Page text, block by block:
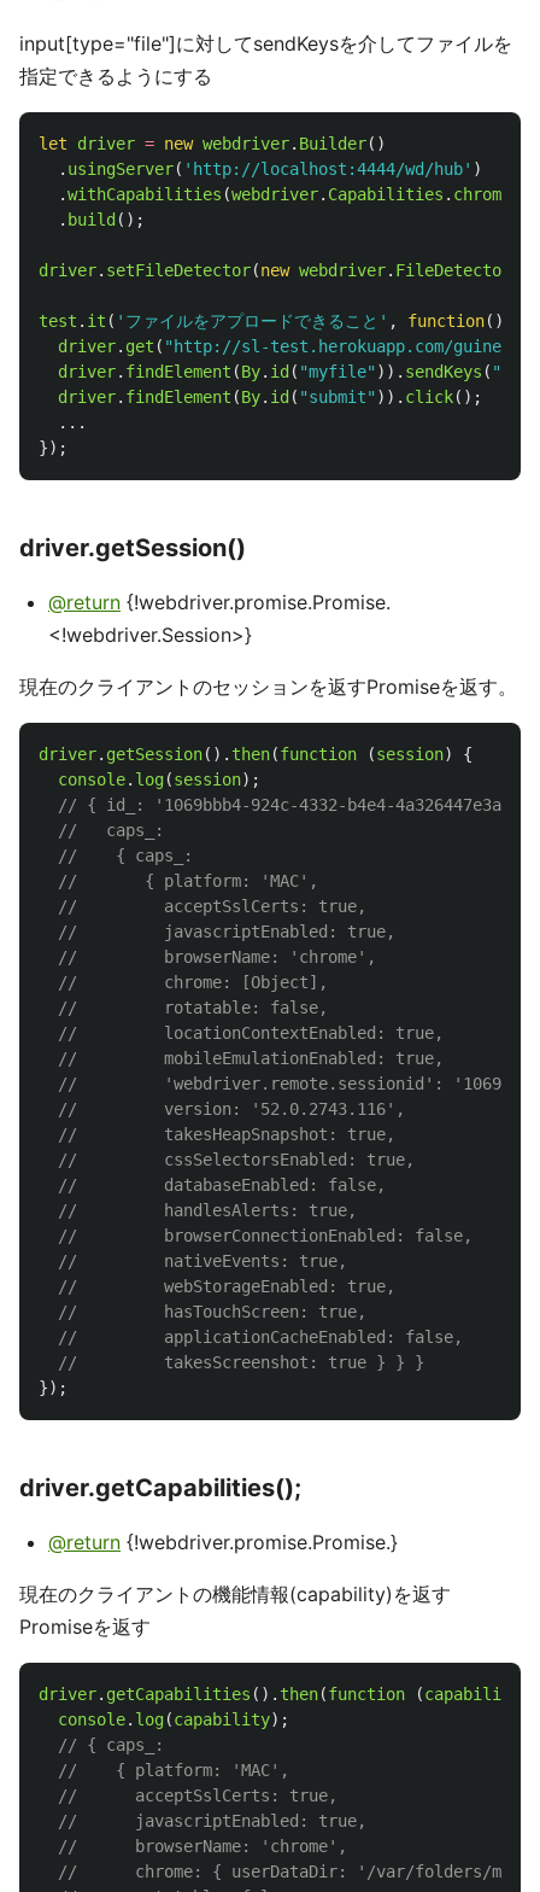
input[type="file"]に対してsendKeysを介してファイルを
指定できるようにする
let driver = new webdriver. Builder()
. usingServer( ' http://localhost:4444/wd/hub' )
.withCapabilities (webdriver. Capabilities . chrome
. build ();
driver. setFileDetector(new webdriver. FileDetector
test . it ( ' ファイルをアプロードできること ' , function()
driver. get ( " http://sl-test.herokuapp.com/
driver. findElement (By. id ( "myfile" )). sendKeys ( "
driver. findElement (By. id ( "submit" )). click();
...
});
driver.getSession()
@return {!webdriver.promise.Promise.
<!webdriver.Session>}
現在のクライアントのセッションを返すPromiseを返す。
driver. getSession(). then(function (session)
{
console. log(session);
// { id_: '1069bbb4-924c-4332-b4e4-4a326447e3ab',
//   caps_:
//    { caps_:
//       { platform: 'MAC',
//         acceptSslCerts: true,
//         javascriptEnabled: true,
//         browserName: 'chrome',
//         chrome: [Object],
//         rotatable: false,
//         locationContextEnabled: true,
//         mobileEmulationEnabled: true,
//         'webdriver.remote.sessionid': '1069bbb4-
//         version: '52.0.2743.116',
//         takesHeapSnapshot: true,
//         cssSelectorsEnabled: true,
//         databaseEnabled: false,
//         handlesAlerts: true,
//         browserConnectionEnabled: false,
//         nativeEvents: true,
//         webStorageEnabled: true,
//         hasTouchScreen: true,
//         applicationCacheEnabled: false,
//         takesScreenshot: true } } }
});
driver.getCapabilities();
@return {!webdriver.promise.Promise.}
現在のクライアントの機能情報(capability)を返す
Promiseを返す
driver. getCapabilities (). then(function (capability
console. log(capability);
// { caps_:
//    { platform: 'MAC',
//      acceptSslCerts: true,
//      javascriptEnabled: true,
//      browserName: 'chrome',
//      chrome: { userDataDir: '/var/folders/mz/